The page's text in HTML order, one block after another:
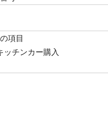
項目
ッチンカー購⼊